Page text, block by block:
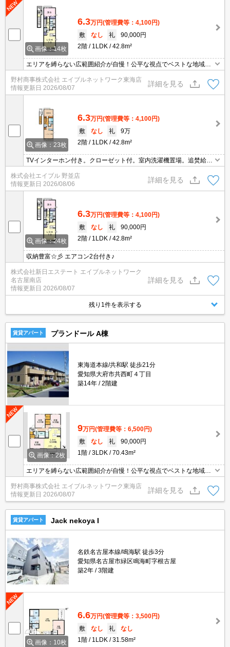
画像：14枚
6.3万円(管理費等：4,100円)
敷
なし 礼
90,000円
2階
1LDK 42.8m²
エリアを縛らない広範囲紹介が自慢！公平な視点でベストな地域を
ご提案します。現地集合・オンライン対応！
野村商事株式会社 エイブルネットワーク東海店
情報更新日 2026/08/07
詳細を見る
画像：23枚
6.3万円(管理費等：4,100円)
敷
なし 礼
9万
2階
1LDK 42.8m²
TVインターホン付き。クローゼット付。室内洗濯機置場。追焚給
湯。経済的な都市ガス使用。エアコン2基付き。最上階角部屋。
株式会社エイブル 野並店
情報更新日 2026/08/06
詳細を見る
画像：24枚
6.3万円(管理費等：4,100円)
敷
なし 礼
90,000円
2階
1LDK 42.8m²
収納豊富☆彡 エアコン2台付き♪
株式会社新日エステート エイブルネットワーク
名古屋南店
情報更新日 2026/08/07
詳細を見る
残り1件を表示する
賃貸アパート プランドール A棟
東海道本線/共和駅 徒歩21分
愛知県大府市共西町４丁目
築14年
2階建
画像：2枚
9万円(管理費等：6,500円)
敷
なし 礼
90,000円
1階
3LDK 70.43m²
エリアを縛らない広範囲紹介が自慢！公平な視点でベストな地域を
ご提案します。現地集合・オンライン対応！
野村商事株式会社 エイブルネットワーク東海店
情報更新日 2026/08/07
詳細を見る
賃貸アパート Jack nekoya I
名鉄名古屋本線/鳴海駅 徒歩3分
愛知県名古屋市緑区鳴海町字根古屋
築2年
3階建
画像：10枚
6.6万円(管理費等：3,500円)
敷
なし 礼
なし
1階
1LDK 31.58m²